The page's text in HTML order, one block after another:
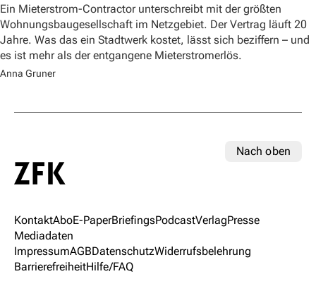
Ein Mieterstrom-Contractor unterschreibt mit der größten
Wohnungsbaugesellschaft im Netzgebiet. Der Vertrag läuft 20
Jahre. Was das ein Stadtwerk kostet, lässt sich beziffern – und
es ist mehr als der entgangene Mieterstromerlös.
Anna Gruner
Nach oben
KontaktAboE-PaperBriefingsPodcastVerlagPresse
Mediadaten
ImpressumAGBDatenschutzWiderrufsbelehrung
BarrierefreiheitHilfe/FAQ